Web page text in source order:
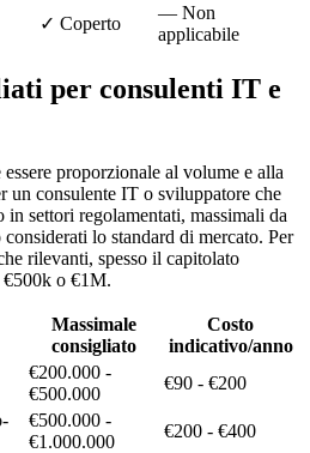
✓ Coperto
— Non
applicabile
per consulenti IT e
proporzionale al volume e alla
un consulente IT o sviluppatore che
settori regolamentati, massimali da
considerati lo standard di mercato. Per
rilevanti, spesso il capitolato
o €1M.
Massimale
consigliato
Costo
indicativo/anno
€200.000 -
€500.000
€90 - €200
€500.000 -
€1.000.000
€200 - €400